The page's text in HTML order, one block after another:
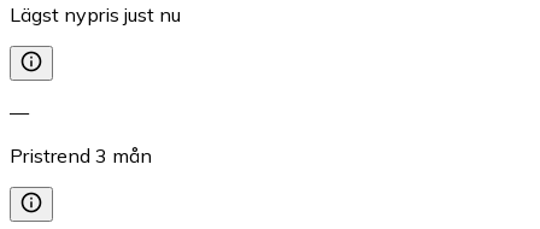
Lägst nypris just nu
—
Pristrend 3 mån